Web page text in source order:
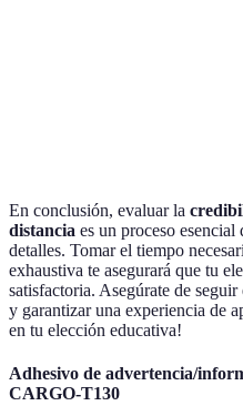
En conclusión, evaluar la
distancia es un proceso
detalles. Tomar el tiempo
exhaustiva te asegurará que tu
satisfactoria. Asegúrate de
y garantizar una experiencia de
en tu elección educativa!
Adhesivo de advertencia/
CARGO-T130